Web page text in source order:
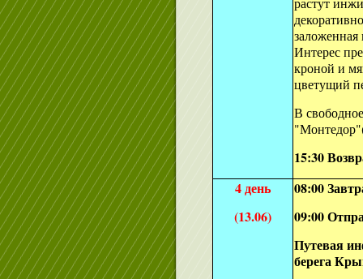
Интерес
кроной и
цветущий
В
15:30
4 день
(13.06)
08:00
09:00
Путевая
берега